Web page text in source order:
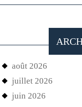
août 2026
juillet 2026
juin 2026